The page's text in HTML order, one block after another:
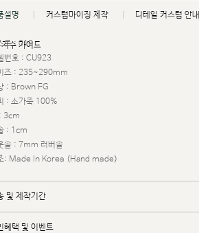
설명 커스텀마이징 제작 디테일 커스텀 안내
치수 가이드
트 : 019
번호 : CU923
즈 : 235~290mm
: Brown FG
: 소가죽 100%
3cm
: 1cm
솔 : 7mm 러버솔
: Made In Korea (Hand made)
및 제작기간
혜택 및 이벤트